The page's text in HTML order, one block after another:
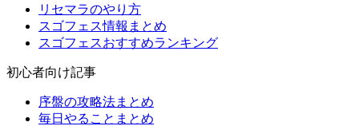
リセマラのやり方
スゴフェス情報まとめ
スゴフェスおすすめランキング
初心者向け記事
序盤の攻略法まとめ
毎日やることまとめ